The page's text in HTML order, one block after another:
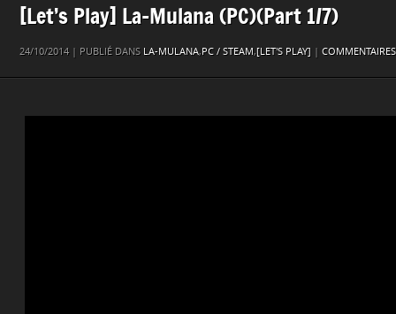
[Let’s Play] La-Mulana (PC)(Part 1/7)
24/10/2014 | PUBLIÉ DANS LA-MULANA,PC / STEAM,[LET'S PLAY]